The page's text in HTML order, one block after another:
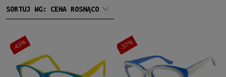
Chloe(106)
Dolce & Gabbana(105)
Oakley
Ray-Ban(927)
więcej
SORTUJ WG: CENA ROSNĄCO
-43% -37%